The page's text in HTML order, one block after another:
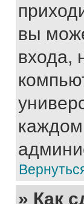
вы
входа,
каждом
» Как